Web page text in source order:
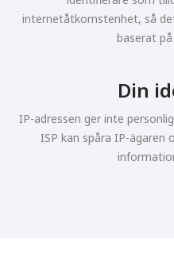
internetåtkomstenhet, så
baserat
Din
IP-adressen ger inte
ISP kan spåra IP-ägaren